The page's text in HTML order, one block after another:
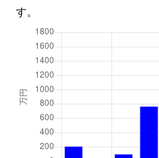
す。